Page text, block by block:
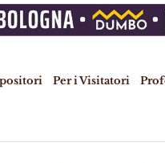
Per i Visitatori